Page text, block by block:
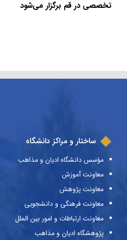
تخصصی در قم برگزار می‌شود
ساختار و مراکز دانشگاه
مؤسس دانشگاه ادیان و مذاهب
معاونت آموزش
معاونت پژوهش
معاونت فرهنگی و دانشجویی
معاونت ارتباطات و امور بین الملل
پژوهشگاه ادیان و مذاهب